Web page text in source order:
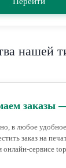
нашей
заказы
в любое
заказ на
онлайн-сервисе